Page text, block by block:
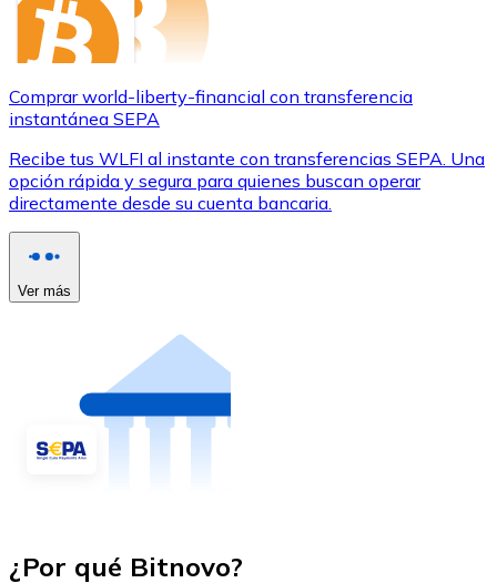
Comprar world-liberty-financial con transferencia
instantánea SEPA
Recibe tus WLFI al instante con transferencias SEPA. Una
opción rápida y segura para quienes buscan operar
directamente desde su cuenta bancaria.
Ver más
¿Por qué Bitnovo?